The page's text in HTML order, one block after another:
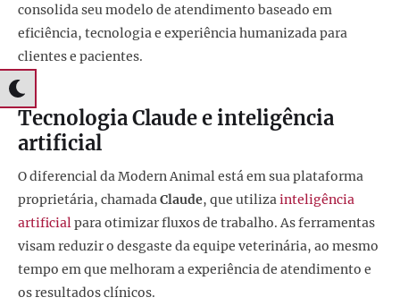
consolida seu modelo de atendimento baseado em
eficiência, tecnologia e experiência humanizada para
clientes e pacientes.
Tecnologia Claude e inteligência
artificial
O diferencial da Modern Animal está em sua plataforma
proprietária, chamadaClaude, que utilizainteligência
artificialpara otimizar fluxos de trabalho. As ferramentas
visam reduzir o desgaste da equipe veterinária, ao mesmo
tempo em que melhoram a experiência de atendimento e
os resultados clínicos.